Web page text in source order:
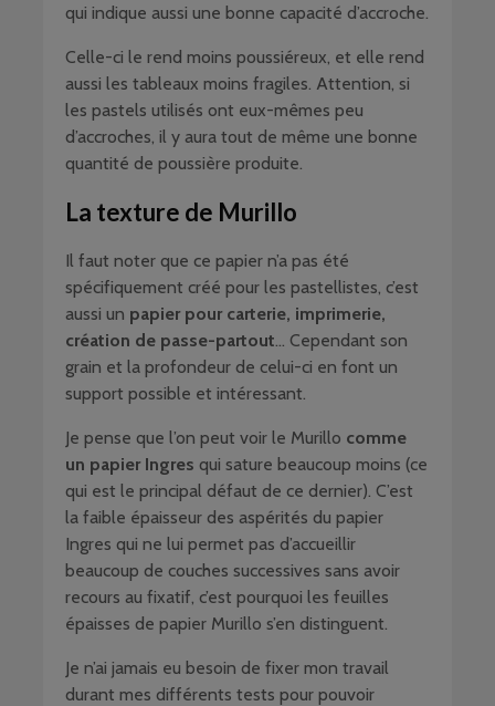
qui indique aussi une bonne capacité d’accroche.
Celle-ci le rend moins poussiéreux, et elle rend
aussi les tableaux moins fragiles. Attention, si
les pastels utilisés ont eux-mêmes peu
d’accroches, il y aura tout de même une bonne
quantité de poussière produite.
La texture de Murillo
Il faut noter que ce papier n’a pas été
spécifiquement créé pour les pastellistes, c’est
aussi un papier pour carterie, imprimerie,
création de passe-partout … Cependant son
grain et la profondeur de celui-ci en font un
support possible et intéressant.
Je pense que l’on peut voir le Murillo comme
un papier Ingres qui sature beaucoup moins (ce
qui est le principal défaut de ce dernier). C’est
la faible épaisseur des aspérités du papier
Ingres qui ne lui permet pas d’accueillir
beaucoup de couches successives sans avoir
recours au fixatif, c’est pourquoi les feuilles
épaisses de papier Murillo s’en distinguent.
Je n’ai jamais eu besoin de fixer mon travail
durant mes différents tests pour pouvoir